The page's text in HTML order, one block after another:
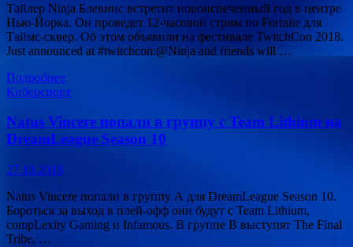
Тайлер Ninja Блевинс встретит новоиспеченный год в центре
Нью-Йорка. Он проведет 12-часовой стрим по Fortnite для
Таймс-сквер. Об этом объявили на фестивале TwitchCon 2018.
Just announced at #twitchcon:@Ninja and friends will …
Подробнее
Киберспорт
Natus Vincere попали в группу с Team Lithium на
DreamLeague Season 10
27.10.2018
Natus Vincere попали в группу А для DreamLeague Season 10.
Бороться за выход в плей-офф они будут с Team Lithium,
compLexity Gaming и Infamous. В группе В выступят The Final
Tribe, …